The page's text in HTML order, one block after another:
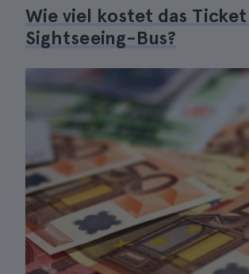
Wie viel kostet das
Sightseeing-Bus?